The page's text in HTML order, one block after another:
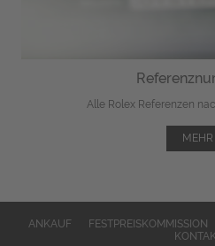
Alle Rolex Referenzen
MEHR
ANKAUF FESTPREISKOMMISSION